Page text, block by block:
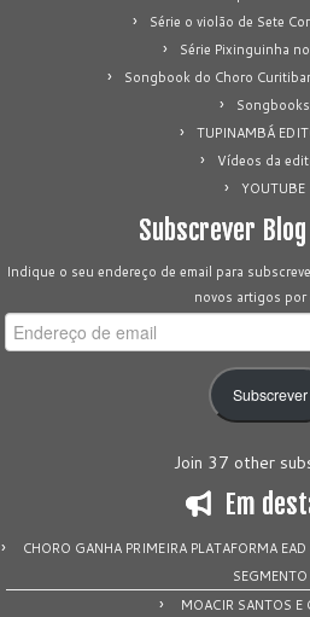
Série o violão de Sete
Série Pixinguinha
Songbook do Choro
Songbooks
TUPINAMBÁ
Vídeos da
YOUTUBE
Subscrever Blog
Indique o seu endereço de email para
novos artigos por
Endereço
de
Subscrever
Join 37 other
Em
CHORO GANHA PRIMEIRA PLATAFORMA
SEGMENTO
MOACIR SANTOS E